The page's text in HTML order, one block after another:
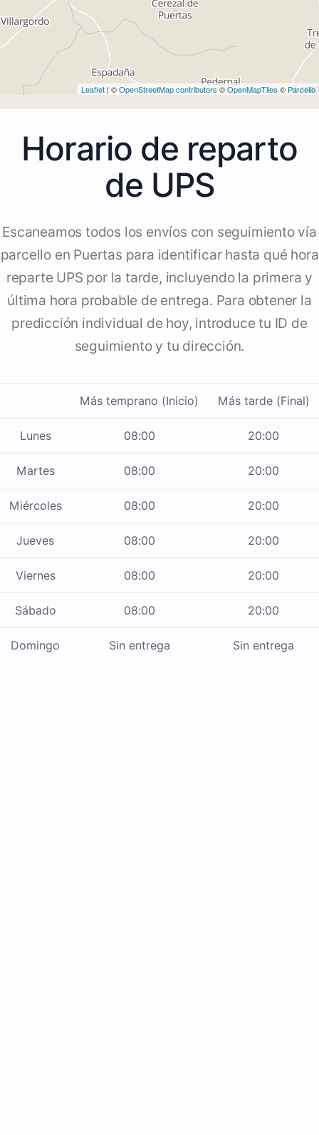
Leaflet | ©OpenStreetMap contributors©OpenMapTiles © Parcello
Horario de reparto
de UPS
Escaneamos todos los envíos con seguimiento vía
parcello en Puertas para identificar hasta qué hora
reparte UPS por la tarde, incluyendo la primera y
última hora probable de entrega. Para obtener la
predicción individual de hoy, introduce tu ID de
seguimiento y tu dirección.
Más temprano (Inicio) Más tarde (Final)
Lunes 08:00 20:00
Martes 08:00 20:00
Miércoles 08:00 20:00
Jueves 08:00 20:00
Viernes 08:00 20:00
Sábado 08:00 20:00
Domingo Sin entrega Sin entrega